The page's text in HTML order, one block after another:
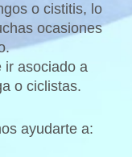
o cistitis, lo
ocasiones
ir asociado a
o ciclistas.
ayudarte a: